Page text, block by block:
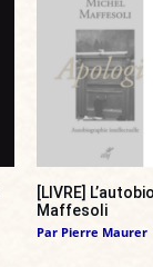
[LIVRE]
Maffesoli
Par Pierre Maurer